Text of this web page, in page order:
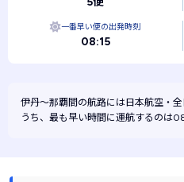
一番早い便の出発時刻
08:15
伊丹～那覇間の航路には日本航空・ 全
うち、最も早い時間に運航するのは